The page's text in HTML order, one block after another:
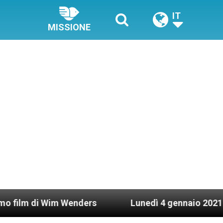
MISSIONE
IT
Wenders Lunedì 4 gennaio 2021: Possesso